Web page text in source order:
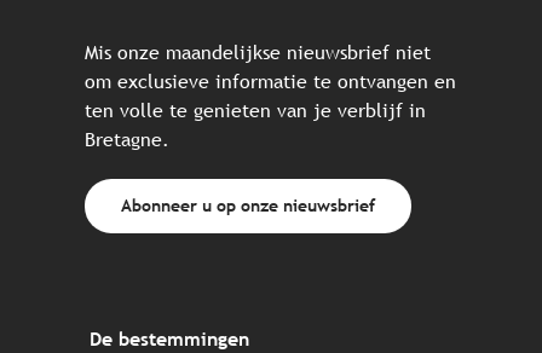
Mis onze maandelijkse nieuwsbrief niet
om exclusieve informatie te ontvangen en
ten volle te genieten van je verblijf in
Bretagne.
Abonneer u op onze nieuwsbrief
De bestemmingen